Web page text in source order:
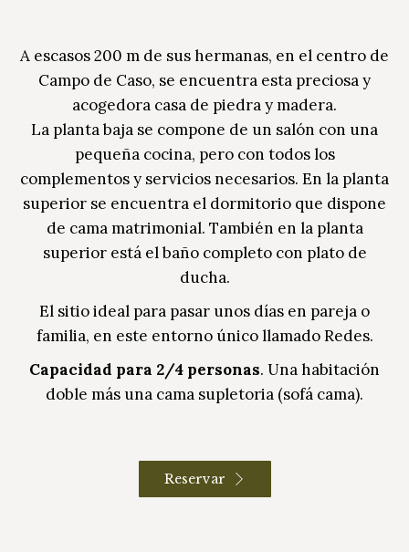
A escasos 200 m de sus hermanas, en el centro de
Campo de Caso, se encuentra esta preciosa y
acogedora casa de piedra y madera.
La planta baja se compone de un salón con una
pequeña cocina, pero con todos los
complementos y servicios necesarios. En la planta
superior se encuentra el dormitorio que dispone
de cama matrimonial. También en la planta
superior está el baño completo con plato de
ducha.
El sitio ideal para pasar unos días en pareja o
familia, en este entorno único llamado Redes.
Capacidad para 2/4 personas. Una habitación
doble más una cama supletoria (sofá cama).
Reservar